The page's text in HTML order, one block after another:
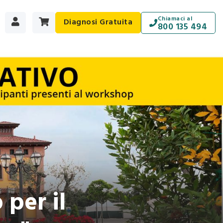
Diagnosi Gratuita Chiamaci al
800 135 494
per il